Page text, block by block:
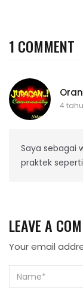
1 COMMENT
4
Saya sebagai
praktek
LEAVE A
Your email